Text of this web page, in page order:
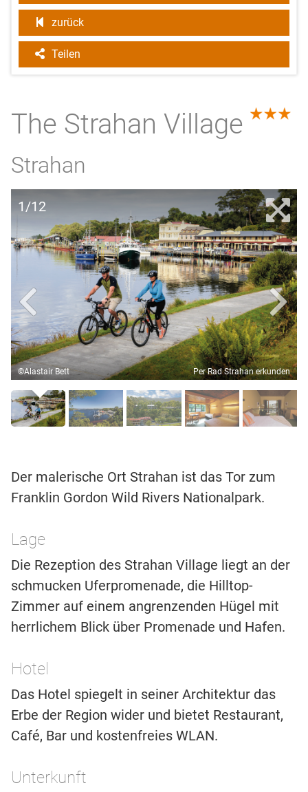
zurück
Teilen
The Strahan Village 3.0
Strahan
1/12
©Alastair Bett Per Rad Strahan erkunden
Der malerische Ort Strahan ist das Tor zum
Franklin Gordon Wild Rivers Nationalpark.
Lage
Die Rezeption des Strahan Village liegt an der
schmucken Uferpromenade, die Hilltop-
Zimmer auf einem angrenzenden Hügel mit
herrlichem Blick über Promenade und Hafen.
Hotel
Das Hotel spiegelt in seiner Architektur das
Erbe der Region wider und bietet Restaurant,
Café, Bar und kostenfreies WLAN.
Unterkunft